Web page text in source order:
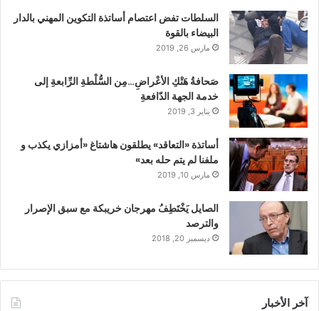
السلطات تفض اعتصام أساتذة التكوين المهني بالدار
البيضاء بالقوة
مارس 26, 2019
صَحافةُ هَتْكِ الأعْراضِ…مِن السُّلْطةِ الرِّابعةِ إلى
خدمة الجهة الدّافعةِ
يناير 3, 2019
أساتذة «التعاقد» يطلقون هاشتاغ «أمزازي يكذب و
ملفنا لم يتم حله بعد»
مارس 10, 2019
الصايل يَخْتَطِفُ مهرجان خريبكة مع سبق الإصرار
والترصد
ديسمبر 20, 2018
آخر الأخبار